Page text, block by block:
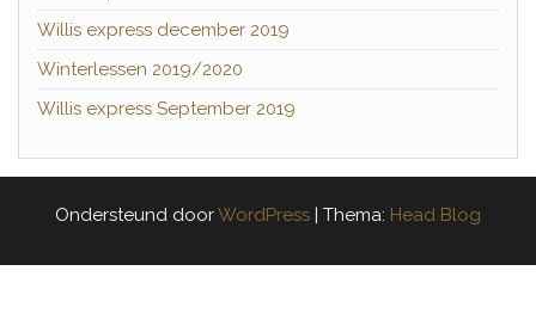
Willis express december 2019
Winterlessen 2019/2020
Willis express September 2019
Ondersteund doorWordPress | Thema: Head Blog